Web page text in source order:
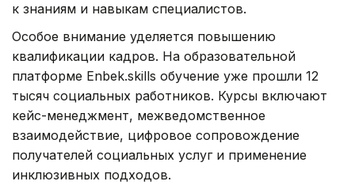
к знаниям и навыкам специалистов.
Особое внимание уделяется повышению
квалификации кадров. На образовательной
платформе Enbek.skills обучение уже прошли 12
тысяч социальных работников. Курсы включают
кейс-менеджмент, межведомственное
взаимодействие, цифровое сопровождение
получателей социальных услуг и применение
инклюзивных подходов.